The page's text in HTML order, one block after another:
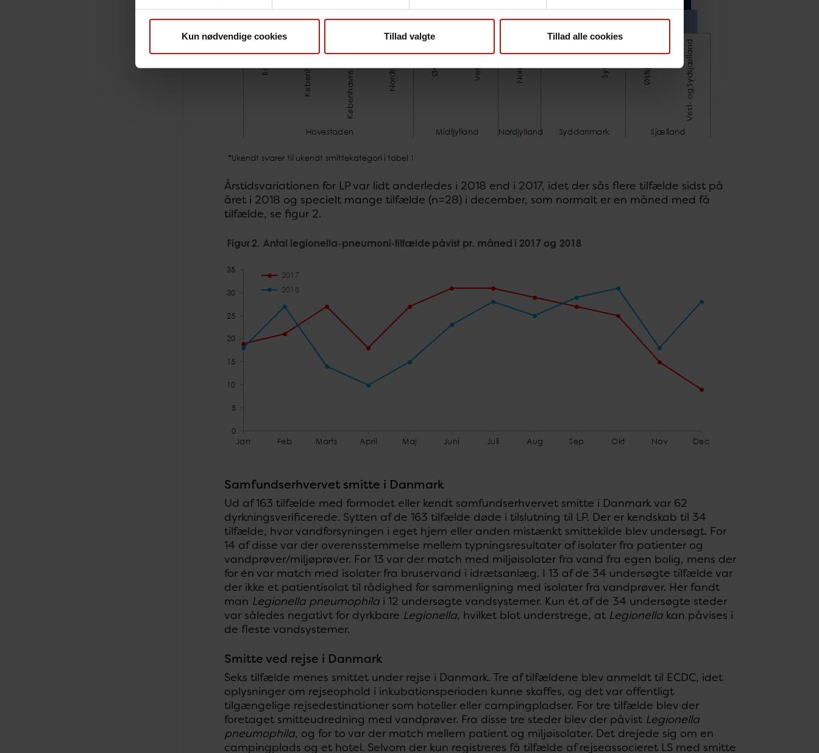
Kun nødvendige cookies Tillad valgte Tillad alle cookies
Årstidsvariationen for LP var lidt anderledes i 2018 end i 2017, idet der sås flere tilfælde sidst på
året i 2018 og specielt mange tilfælde (n=28) i december, som normalt er en måned med få
tilfælde, se figur 2.
Samfundserhvervet smitte i Danmark
Ud af 163 tilfælde med formodet eller kendt samfundserhvervet smitte i Danmark var 62
dyrkningsverificerede. Sytten af de 163 tilfælde døde i tilslutning til LP. Der er kendskab til 34
tilfælde, hvor vandforsyningen i eget hjem eller anden mistænkt smittekilde blev undersøgt. For
14 af disse var der overensstemmelse mellem typningsresultater af isolater fra patienter og
vandprøver/miljøprøver. For 13 var der match med miljøisolater fra vand fra egen bolig, mens der
for én var match med isolater fra bruservand i idrætsanlæg. I 13 af de 34 undersøgte tilfælde var
der ikke et patientisolat til rådighed for sammenligning med isolater fra vandprøver. Her fandt
man Legionella pneumophila i 12 undersøgte vandsystemer. Kun ét af de 34 undersøgte steder
var således negativt for dyrkbare Legionella, hvilket blot understrege, at Legionella kan påvises i
de fleste vandsystemer.
Smitte ved rejse i Danmark
Seks tilfælde menes smittet under rejse i Danmark. Tre af tilfældene blev anmeldt til ECDC, idet
oplysninger om rejseophold i inkubationsperioden kunne skaffes, og det var offentligt
tilgængelige rejsedestinationer som hoteller eller campingpladser. For tre tilfælde blev der
foretaget smitteudredning med vandprøver. Fra disse tre steder blev der påvist Legionella
pneumophila, og for to var der match mellem patient og miljøisolater. Det drejede sig om en
campingplads og et hotel. Selvom der kun registreres få tilfælde af rejseassocieret LS med smitte